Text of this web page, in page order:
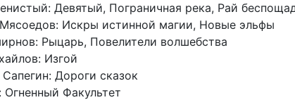
Девятый, Пограничная река, Рай
Искры истинной магии, Новые эльфы
Рыцарь, Повелители волшебства
Изгой
Дороги сказок
Факультет